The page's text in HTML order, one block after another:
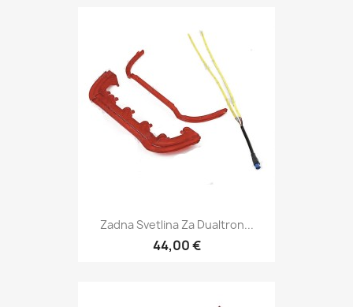
Zadna Svetlina Za Dualtron...
44,00 €